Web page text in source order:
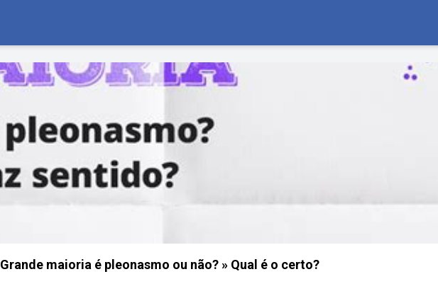
Grande maioria é pleonasmo ou não? » Qual é o certo?